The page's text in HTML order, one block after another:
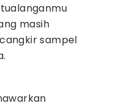
masih
sampel